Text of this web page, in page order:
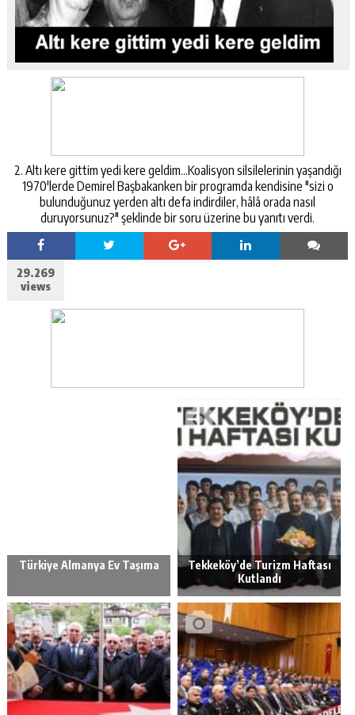
2. Altı kere gittim yedi kere geldim...Koalisyon silsilelerinin yaşandığı
1970'lerde Demirel Başbakanken bir programda kendisine "sizi o
bulunduğunuz yerden altı defa indirdiler, hâlâ orada nasıl
duruyorsunuz?" şeklinde bir soru üzerine bu yanıtı verdi.
29.269
views
Türkiye Almanya Ev Taşıma
Tekkeköy’de Turizm Haftası
Kutlandı